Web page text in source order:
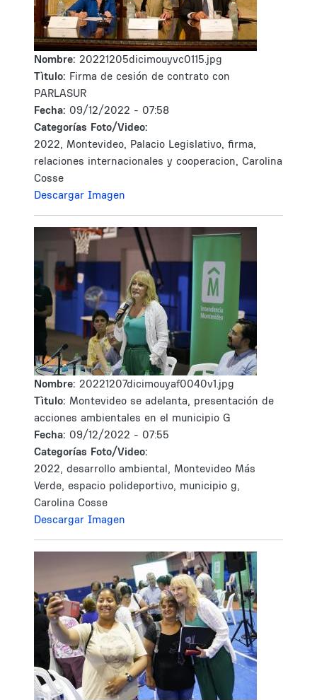
Nombre: 20221205dicimouyvc0115.jpg
Tìtulo: Firma de cesión de contrato con
PARLASUR
Fecha: 09/12/2022 - 07:58
Categorías Foto/Video:
2022, Montevideo, Palacio Legislativo, firma,
relaciones internacionales y cooperacion, Carolina
Cosse
Descargar Imagen
Nombre: 20221207dicimouyaf0040v1.jpg
Tìtulo: Montevideo se adelanta, presentación de
acciones ambientales en el municipio G
Fecha: 09/12/2022 - 07:55
Categorías Foto/Video:
2022, desarrollo ambiental, Montevideo Más
Verde, espacio polideportivo, municipio g,
Carolina Cosse
Descargar Imagen